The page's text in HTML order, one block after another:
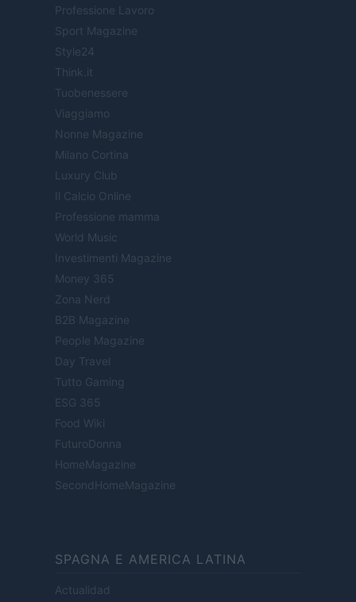
Professione Lavoro
Sport Magazine
Style24
Think.it
Tuobenessere
Viaggiamo
Nonne Magazine
Milano Cortina
Luxury Club
Il Calcio Online
Professione mamma
World Music
Investimenti Magazine
Money 365
Zona Nerd
B2B Magazine
People Magazine
Day Travel
Tutto Gaming
ESG 365
Food Wiki
FuturoDonna
HomeMagazine
SecondHomeMagazine
SPAGNA E AMERICA LATINA
Actualidad